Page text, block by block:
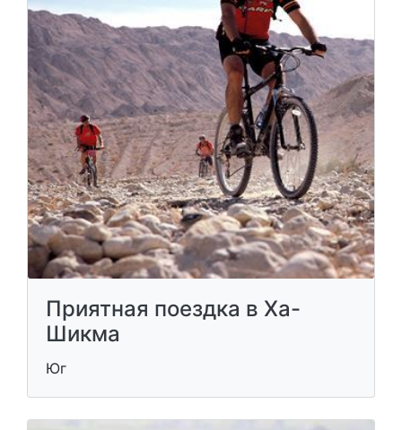
Приятная поездка в Ха-
Шикма
Юг